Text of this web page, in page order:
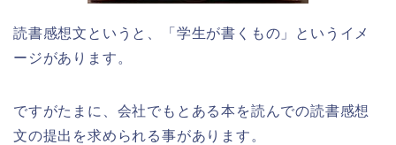
読書感想文というと、「学生が書くもの」というイメ
ージがあります。
ですがたまに、会社でもとある本を読んでの読書感想
文の提出を求められる事があります。